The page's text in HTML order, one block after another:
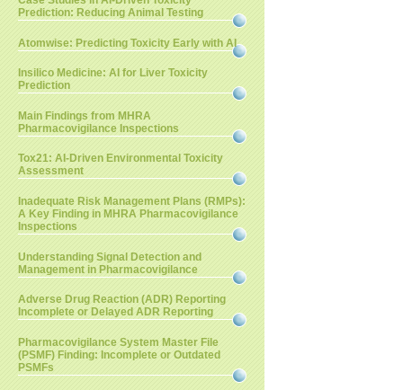
Prediction: Reducing Animal Testing
Atomwise: Predicting Toxicity Early with AI
Insilico Medicine: AI for Liver Toxicity
Prediction
Main Findings from MHRA
Pharmacovigilance Inspections
Tox21: AI-Driven Environmental Toxicity
Assessment
Inadequate Risk Management Plans (RMPs):
A Key Finding in MHRA Pharmacovigilance
Inspections
Understanding Signal Detection and
Management in Pharmacovigilance
Adverse Drug Reaction (ADR) Reporting
Incomplete or Delayed ADR Reporting
Pharmacovigilance System Master File
(PSMF) Finding: Incomplete or Outdated
PSMFs